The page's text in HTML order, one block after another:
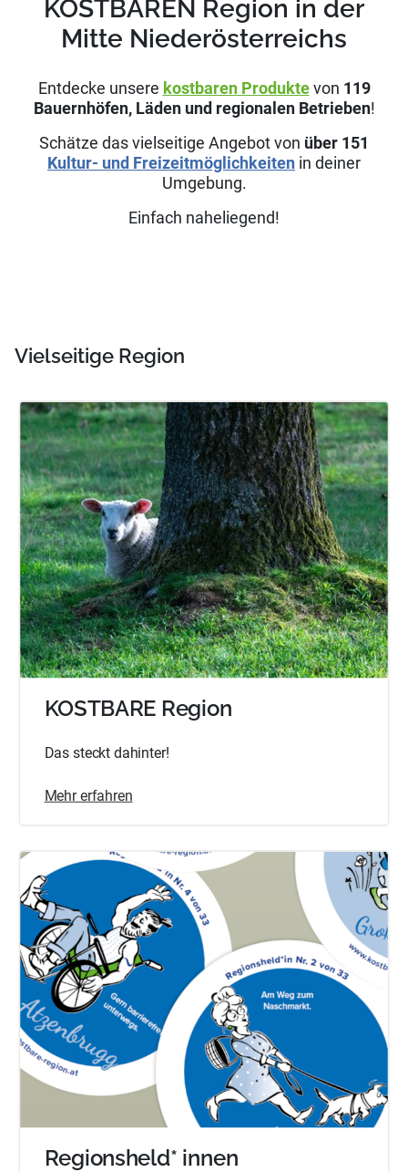
KOSTBAREN Region in der
Mitte Niederösterreichs
Entdecke unsere kostbaren Produktevon 119
Bauernhöfen, Läden und regionalen Betrieben!
Schätze das vielseitige Angebot von über 151
Kultur- und Freizeitmöglichkeiten in deiner
Umgebung.
Einfach naheliegend!
Vielseitige Region
KOSTBARE Region
Das steckt dahinter!
Mehr erfahren
Regionsheld* innen